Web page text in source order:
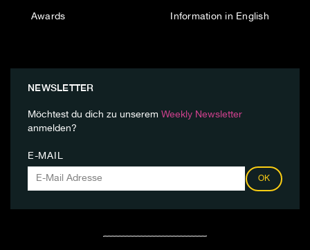
Awards Information in English
NEWSLETTER
Möchtest du dich zu unserem Weekly Newsletter
anmelden?
E-MAIL
OK